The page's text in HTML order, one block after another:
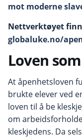
mot moderne
Nettverktøyet
globaluke.no/
Loven
At åpenhetsloven
brukte elever ved
loven til å be
om
kleskjedens. Da